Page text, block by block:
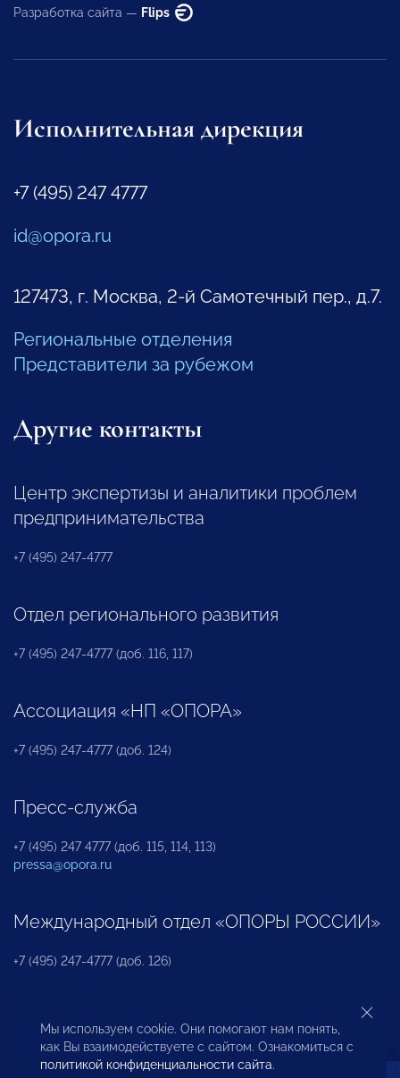
Разработка сайта — Flips
Исполнительная дирекция
+7 (495) 247 4777
id@opora.ru
127473, г. Москва, 2-й Самотечный пер., д.7.
Региональные отделения
Представители за рубежом
Другие контакты
Центр экспертизы и аналитики проблем
предпринимательства
+7 (495) 247-4777
Отдел регионального развития
+7 (495) 247-4777 (доб. 116, 117)
Ассоциация «НП «ОПОРА»
+7 (495) 247-4777 (доб. 124)
Пресс-служба
+7 (495) 247 4777 (доб. 115, 114, 113)
pressa@opora.ru
Международный отдел «ОПОРЫ РОССИИ»
+7 (495) 247-4777 (доб. 126)
Бюро по защите прав предпринимателей и
инвесторов
Мы используем cookie. Они помогают нам понять,
как Вы взаимодействуете с сайтом. Ознакомиться с
политикой конфиденциальности сайта.